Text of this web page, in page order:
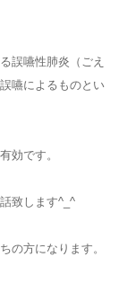
誤嚥性肺炎（ごえ
嚥によるものとい
効です。
致します^_^
の方になります。